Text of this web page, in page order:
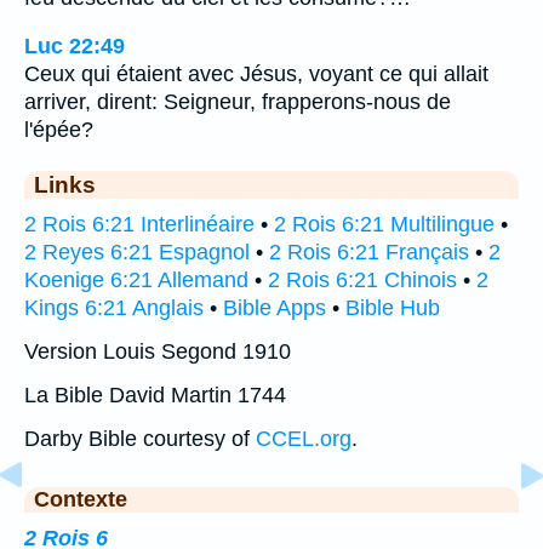
Luc 22:49
Ceux qui étaient avec Jésus, voyant ce qui allait
arriver, dirent: Seigneur, frapperons-nous de
l'épée?
Links
2 Rois 6:21 Interlinéaire • 2 Rois 6:21 Multilingue •
2 Reyes 6:21 Espagnol • 2 Rois 6:21 Français • 2
Koenige 6:21 Allemand • 2 Rois 6:21 Chinois • 2
Kings 6:21 Anglais • Bible Apps • Bible Hub
Version Louis Segond 1910
La Bible David Martin 1744
Darby Bible courtesy of CCEL.org.
Contexte
2 Rois 6